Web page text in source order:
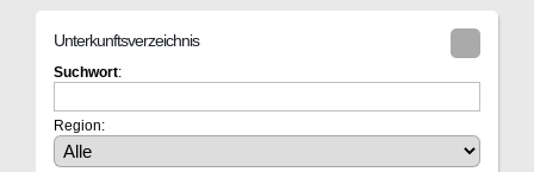
Unterkunftsverzeichnis
Suchwort:
Region: